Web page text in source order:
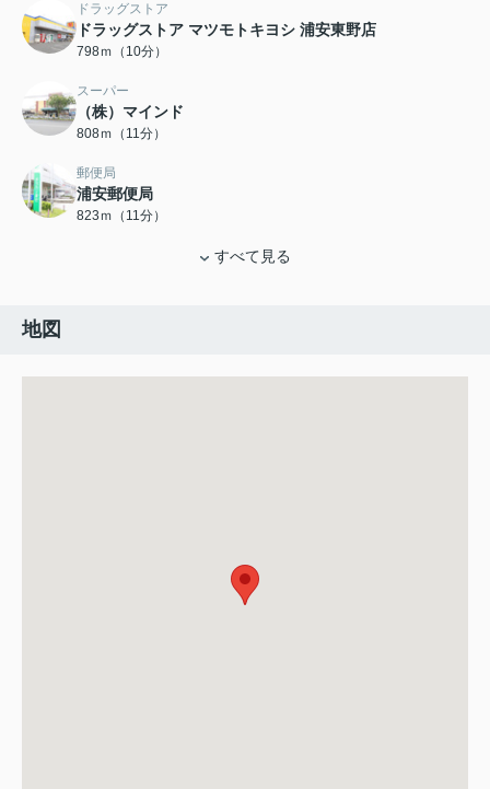
ドラッグストア
ドラッグストア マツモトキヨシ 浦安東野店
798ｍ（10分）
スーパー
（株）マインド
808ｍ（11分）
郵便局
浦安郵便局
823ｍ（11分）
すべて見る
地図